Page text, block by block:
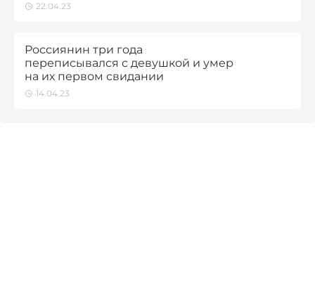
22.04.23
Россиянин три года
переписывался с девушкой и умер
на их первом свидании
14.04.23